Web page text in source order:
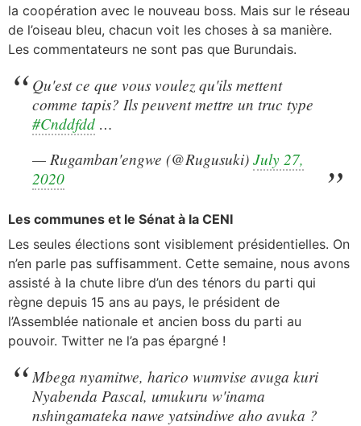
la coopération avec le nouveau boss. Mais sur le réseau
de l’oiseau bleu, chacun voit les choses à sa manière.
Les commentateurs ne sont pas que Burundais.
Qu'est ce que vous voulez qu'ils mettent
comme tapis? Ils peuvent mettre un truc type
#Cnddfdd …
— Rugamban'engwe (@Rugusuki)July 27,
2020
Les communes et le Sénat à la CENI
Les seules élections sont visiblement présidentielles. On
n’en parle pas suffisamment. Cette semaine, nous avons
assisté à la chute libre d’un des ténors du parti qui
règne depuis 15 ans au pays, le président de
l’Assemblée nationale et ancien boss du parti au
pouvoir. Twitter ne l’a pas épargné !
Mbega nyamitwe, harico wumvise avuga kuri
Nyabenda Pascal, umukuru w'inama
nshingamateka nawe yatsindiwe aho avuka ?